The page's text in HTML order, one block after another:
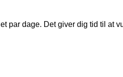
par dage. Det giver dig tid til at